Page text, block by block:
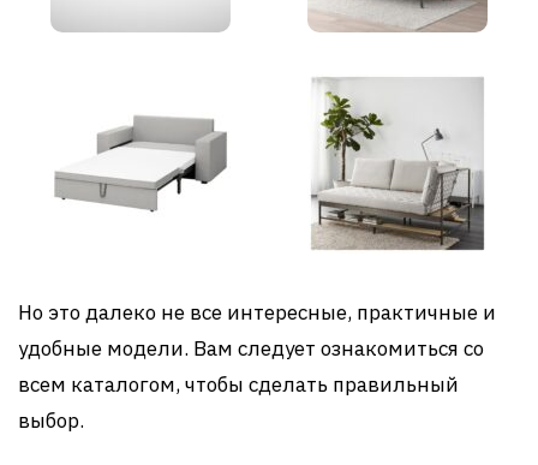
Но это далеко не все интересные, практичные и
удобные модели. Вам следует ознакомиться со
всем каталогом, чтобы сделать правильный
выбор.